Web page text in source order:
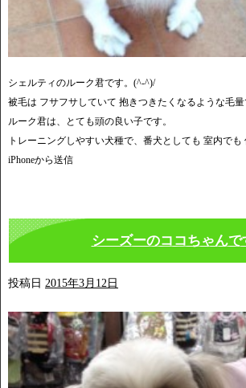
シェルティのルーク君です。(^-^)/
被毛は フサフサしていて 抱きつきたくなるような毛
ルーク君は、とても頭の良い子です。
トレーニングしやすい犬種で、番犬としても 室内でも
iPhoneから送信
シーズーのココちゃんで
投稿日 2015年3月12日